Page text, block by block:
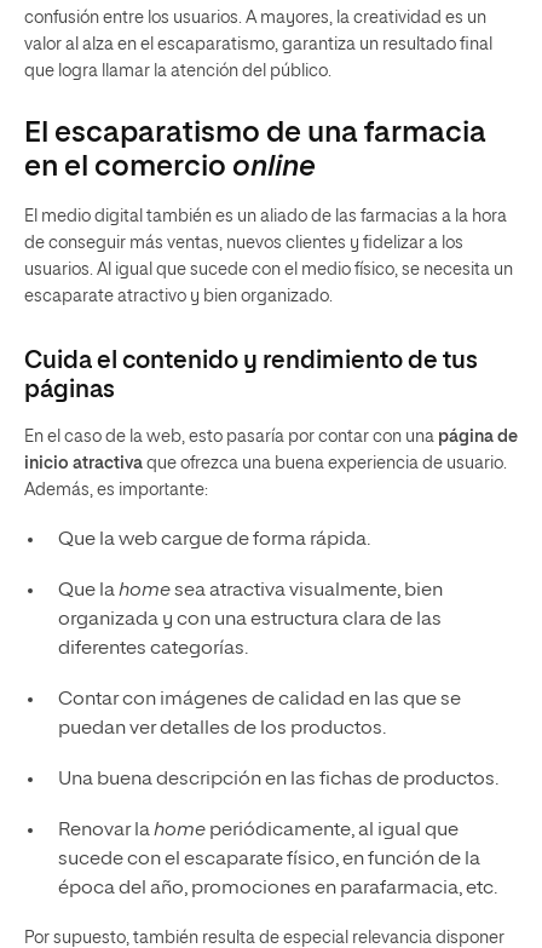
confusión entre los usuarios. A mayores, la creatividad es un
valor al alza en el escaparatismo, garantiza un resultado final
que logra llamar la atención del público.
El escaparatismo de una farmacia
en el comercio online
El medio digital también es un aliado de las farmacias a la hora
de conseguir más ventas, nuevos clientes y fidelizar a los
usuarios. Al igual que sucede con el medio físico, se necesita un
escaparate atractivo y bien organizado.
Cuida el contenido y rendimiento de tus
páginas
En el caso de la web, esto pasaría por contar con una página de
inicio atractiva que ofrezca una buena experiencia de usuario.
Además, es importante:
Que la web cargue de forma rápida.
Que lahomesea atractiva visualmente, bien
organizada y con una estructura clara de las
diferentes categorías.
Contar con imágenes de calidad en las que se
puedan ver detalles de los productos.
Una buena descripción en las fichas de productos.
Renovar lahome periódicamente, al igual que
sucede con el escaparate físico, en función de la
época del año, promociones en parafarmacia, etc.
Por supuesto, también resulta de especial relevancia disponer